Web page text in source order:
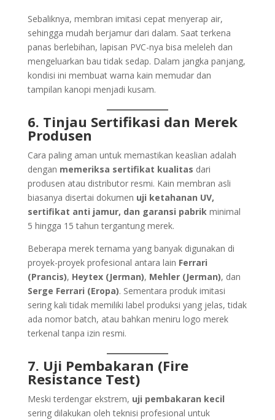
Sebaliknya, membran imitasi cepat menyerap air,
sehingga mudah berjamur dari dalam. Saat terkena
panas berlebihan, lapisan PVC-nya bisa meleleh dan
mengeluarkan bau tidak sedap. Dalam jangka panjang,
kondisi ini membuat warna kain memudar dan
tampilan kanopi menjadi kusam.
6. Tinjau Sertifikasi dan Merek
Produsen
Cara paling aman untuk memastikan keaslian adalah
dengan memeriksa sertifikat kualitas dari
produsen atau distributor resmi. Kain membran asli
biasanya disertai dokumen uji ketahanan UV,
sertifikat anti jamur, dan garansi pabrikminimal
5 hingga 15 tahun tergantung merek.
Beberapa merek ternama yang banyak digunakan di
proyek-proyek profesional antara lain Ferrari
(Prancis), Heytex (Jerman), Mehler (Jerman), dan
Serge Ferrari (Eropa). Sementara produk imitasi
sering kali tidak memiliki label produksi yang jelas, tidak
ada nomor batch, atau bahkan meniru logo merek
terkenal tanpa izin resmi.
7. Uji Pembakaran (Fire
Resistance Test)
Meski terdengar ekstrem, uji pembakaran kecil
sering dilakukan oleh teknisi profesional untuk